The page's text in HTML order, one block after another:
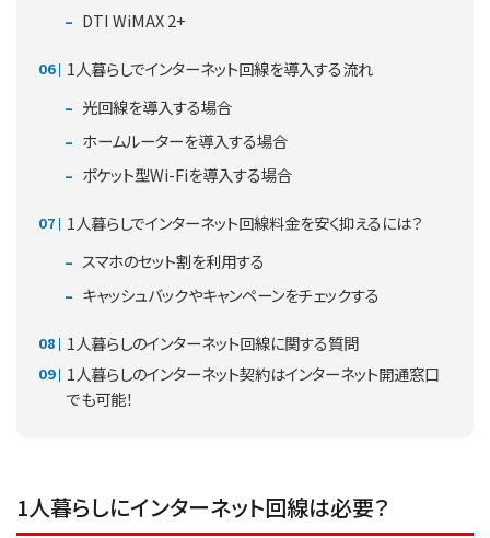
DTI WiMAX 2+
1人暮らしでインターネット回線を導入する流れ
光回線を導入する場合
ホームルーターを導入する場合
ポケット型Wi-Fiを導入する場合
1人暮らしでインターネット回線料金を安く抑えるには？
スマホのセット割を利用する
キャッシュバックやキャンペーンをチェックする
1人暮らしのインターネット回線に関する質問
1人暮らしのインターネット契約はインターネット開通窓口
でも可能！
1人暮らしにインターネット回線は必要？